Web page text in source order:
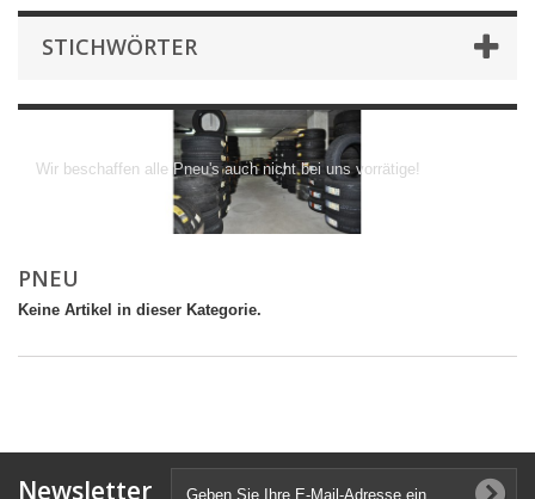
STICHWÖRTER
Wir beschaffen alle Pneu's auch nicht bei uns vorrätige!
PNEU
Keine Artikel in dieser Kategorie.
Newsletter